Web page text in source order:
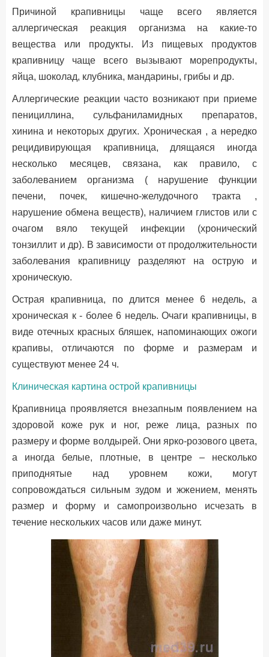
Причиной крапивницы чаще всего является
аллергическая реакция организма на какие-то
вещества или продукты. Из пищевых продуктов
крапивницу чаще всего вызывают морепродукты,
яйца, шоколад, клубника, мандарины, грибы и др.
Аллергические реакции часто возникают при приеме
пенициллина, сульфаниламидных препаратов,
хинина и некоторых других. Хроническая , а нередко
рецидивирующая крапивница, длящаяся иногда
несколько месяцев, связана, как правило, с
заболеванием организма ( нарушение функции
печени, почек, кишечно-желудочного тракта ,
нарушение обмена веществ), наличием глистов или с
очагом вяло текущей инфекции (хронический
тонзиллит и др). В зависимости от продолжительности
заболевания крапивницу разделяют на острую и
хроническую.
Острая крапивница, по длится менее 6 недель, а
хроническая к - более 6 недель. Очаги крапивницы, в
виде отечных красных бляшек, напоминающих ожоги
крапивы, отличаются по форме и размерам и
существуют менее 24 ч.
Клиническая картина острой крапивницы
Крапивница проявляется внезапным появлением на
здоровой коже рук и ног, реже лица, разных по
размеру и форме волдырей. Они ярко-розового цвета,
а иногда белые, плотные, в центре – несколько
приподнятые над уровнем кожи, могут
сопровождаться сильным зудом и жжением, менять
размер и форму и самопроизвольно исчезать в
течение нескольких часов или даже минут.